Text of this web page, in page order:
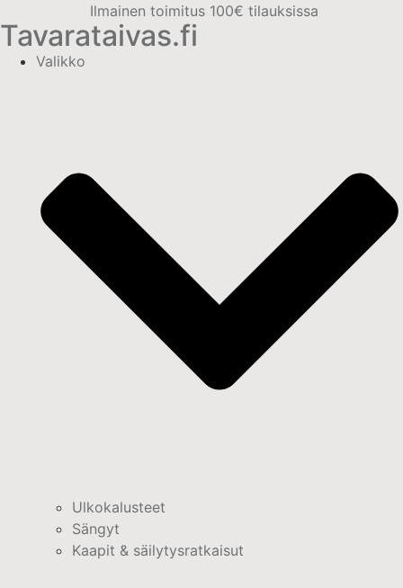
Ilmainen toimitus 100€ tilauksissa
Tavarataivas.fi
Valikko
Ulkokalusteet
Sängyt
Kaapit & säilytysratkaisut